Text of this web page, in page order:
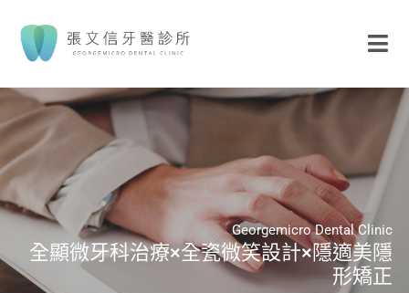
Georgemicro Dental Clinic
全顯微牙科治療×全瓷微笑設計×隱適美隱
形矯正